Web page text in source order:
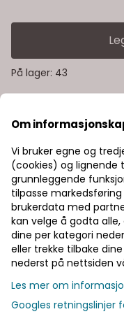
På lager: 43
Informasjon
Klassisk armbånd
flere farger fra Ib
Om
Vi bruker egne og
(cookies) og lignende
grunnleggende
tilpasse
brukerdata med
kan velge å godta
dine per kategori
eller trekke tilbake
nederst på nettsiden
Les mer om
Googles retningslinjer